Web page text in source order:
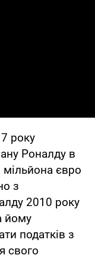
року
Роналду в
мільйона євро
з
2010 року
йому
податків з
свого